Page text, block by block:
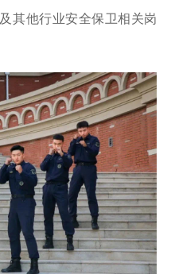
其他行业安全保卫相关岗